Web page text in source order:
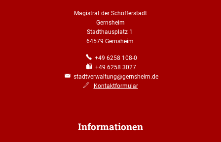
Magistrat der Schöfferstadt
Gernsheim
Stadthausplatz 1
64579 Gernsheim
+49 6258 108-0
+49 6258 3027
stadtverwaltung@gernsheim.de
Kontaktformular
Informationen